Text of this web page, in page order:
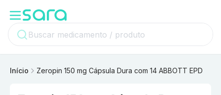
Início Zeropin 150 mg Cápsula Dura com 14 ABBOTT EPD